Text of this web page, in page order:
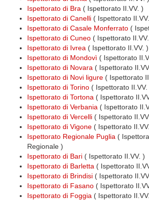
Ispettorato di Bra ( Ispettorato II.VV. )
Ispettorato di Canelli ( Ispettorato
Ispettorato di Casale Monferrato (
Ispettorato di Cuneo ( Ispettorato
Ispettorato di Ivrea ( Ispettorato II.VV. )
Ispettorato di Mondovì ( Ispettorato
Ispettorato di Novara ( Ispettorato
Ispettorato di Novi ligure ( Ispettorato
Ispettorato di Torino ( Ispettorato II.VV.
Ispettorato di Tortona ( Ispettorato
Ispettorato di Verbania ( Ispettorato
Ispettorato di Vercelli ( Ispettorato
Ispettorato di Vigone ( Ispettorato
Ispettorato Regionale Puglia (
Regionale )
Ispettorato di Bari ( Ispettorato II.VV. )
Ispettorato di Barletta ( Ispettorato
Ispettorato di Brindisi ( Ispettorato
Ispettorato di Fasano ( Ispettorato
Ispettorato di Foggia ( Ispettorato